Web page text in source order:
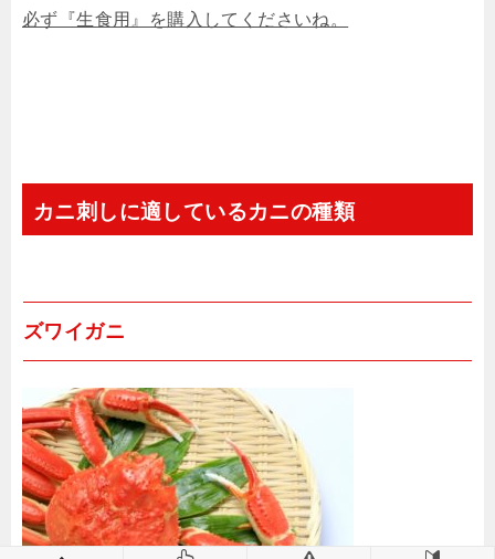
必ず『生食用』を購入してくださいね。
カニ刺しに適しているカニの種類
ズワイガニ